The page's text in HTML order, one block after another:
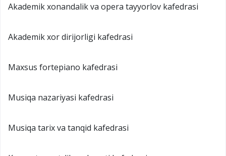
Akademik xonandalik va opera tayyorlov kafedrasi
Akademik xor dirijorligi kafedrasi
Maxsus fortepiano kafedrasi
Musiqa nazariyasi kafedrasi
Musiqa tarix va tanqid kafedrasi